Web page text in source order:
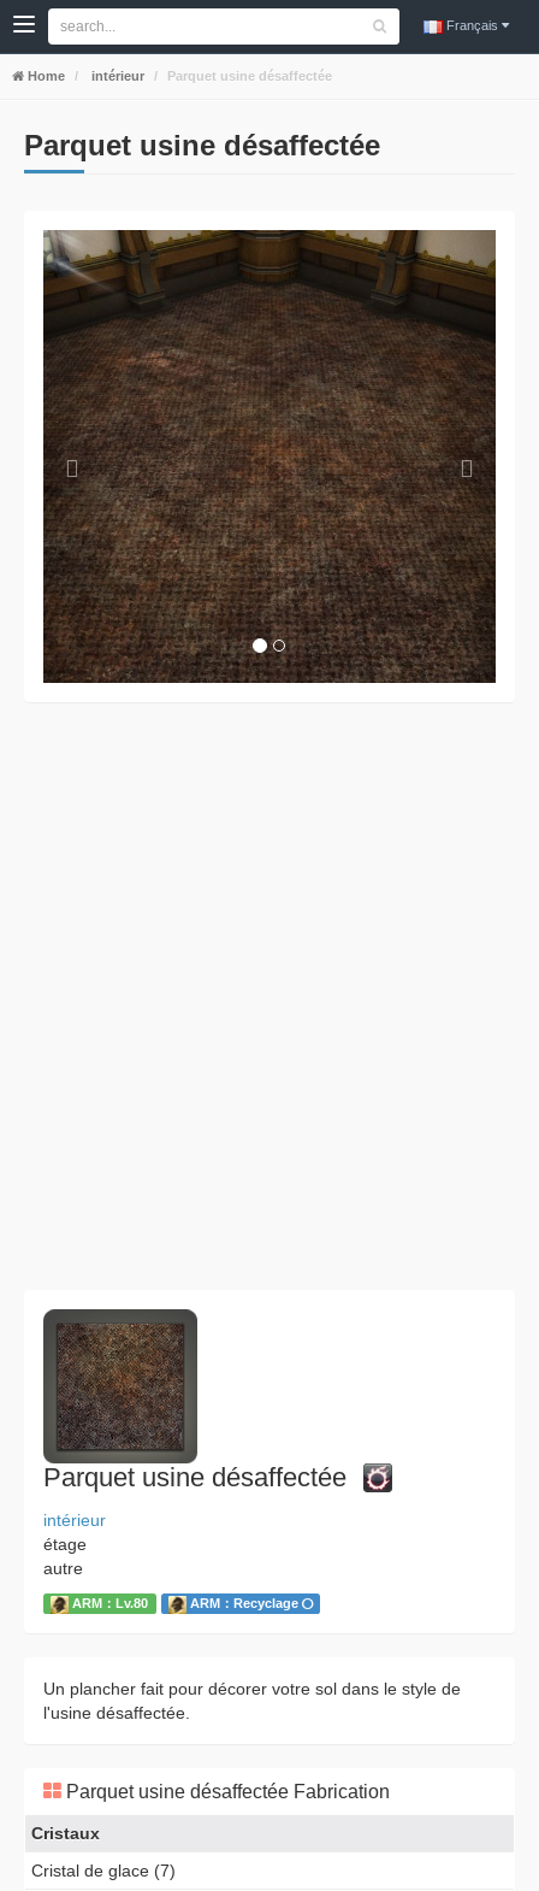
Français
Home intérieur Parquet usine désaffectée
Parquet usine désaffectée
Parquet usine désaffectée
intérieur
étage
autre
ARM：Lv.80 ARM：Recyclage
Un plancher fait pour décorer votre sol dans le style de
l'usine désaffectée.
Parquet usine désaffectée Fabrication
Cristaux
Cristal de glace (7)